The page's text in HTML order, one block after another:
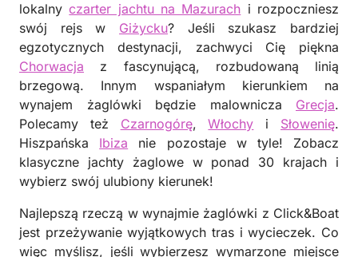
lokalnyczarter jachtu na Mazurach i rozpoczniesz
swój rejs w Giżycku? Jeśli szukasz bardziej
egzotycznych destynacji, zachwyci Cię piękna
Chorwacja z fascynującą, rozbudowaną linią
brzegową. Innym wspaniałym kierunkiem na
wynajem żaglówki będzie malownicza Grecja.
Polecamy też Czarnogórę,Włochy i Słowenię.
Hiszpańska Ibiza nie pozostaje w tyle! Zobacz
klasyczne jachty żaglowe w ponad 30 krajach i
wybierz swój ulubiony kierunek!
Najlepszą rzeczą w wynajmie żaglówki z Click&Boat
jest przeżywanie wyjątkowych tras i wycieczek. Co
więc myślisz, jeśli wybierzesz wymarzone miejsce